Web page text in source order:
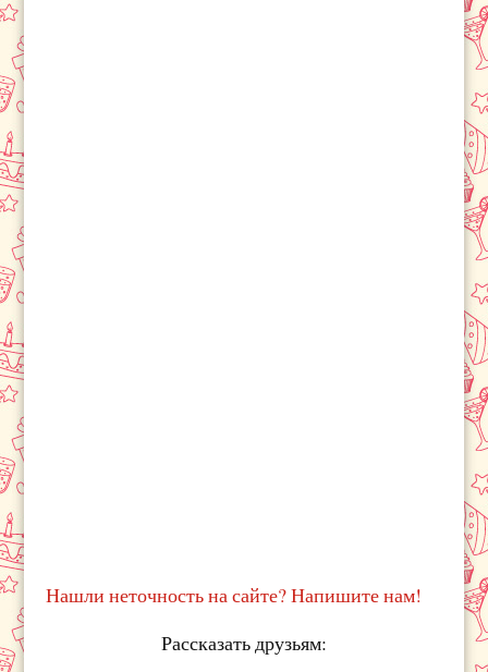
Нашли неточность на сайте? Напишите нам!
Рассказать друзьям: